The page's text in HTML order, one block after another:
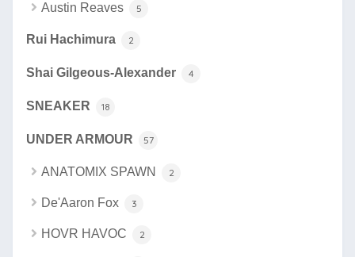
Austin Reaves 5
Rui Hachimura 2
Shai Gilgeous-Alexander 4
SNEAKER 18
UNDER ARMOUR 57
ANATOMIX SPAWN 2
De'Aaron Fox 3
HOVR HAVOC 2